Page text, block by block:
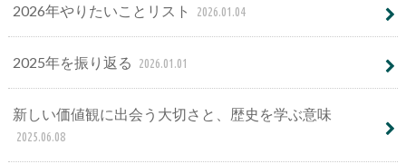
2026年やりたいことリスト 2026.01.04
2025年を振り返る 2026.01.01
新しい価値観に出会う大切さと、歴史を学ぶ意味
2025.06.08